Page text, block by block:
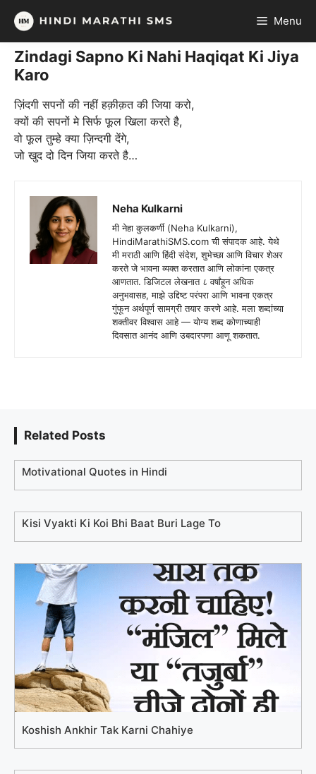
Skip
content
Menu
Zindagi Sapno Ki Nahi Haqiqat Ki Jiya
Karo
ज़िंदगी सपनों की नहीं हक़ीक़त की जिया करो,
क्यों की सपनों मे सिर्फ फूल खिला करते है,
वो फूल तुम्हे क्या ज़िन्दगी देंगे,
जो खुद दो दिन जिया करते है…
Neha Kulkarni
मी नेहा कुलकर्णी (Neha Kulkarni),
HindiMarathiSMS.com ची संपादक आहे. येथे
मी मराठी आणि हिंदी संदेश, शुभेच्छा आणि विचार शेअर
करते जे भावना व्यक्त करतात आणि लोकांना एकत्र
आणतात. डिजिटल लेखनात ८ वर्षांहून अधिक
अनुभवासह, माझे उद्दिष्ट परंपरा आणि भावना एकत्र
गुंफून अर्थपूर्ण सामग्री तयार करणे आहे. मला शब्दांच्या
शक्तीवर विश्वास आहे — योग्य शब्द कोणाच्याही
दिवसात आनंद आणि उबदारपणा आणू शकतात.
Related Posts
Motivational Quotes in Hindi
Kisi Vyakti Ki Koi Bhi Baat Buri Lage To
Koshish Ankhir Tak Karni Chahiye